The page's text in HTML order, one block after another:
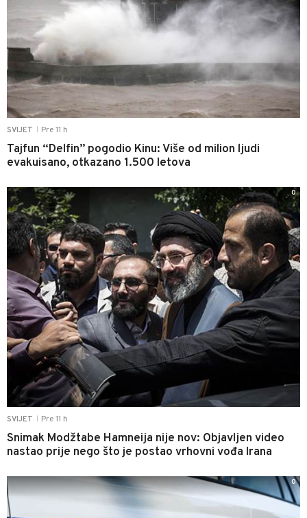
SVIJET Pre 11 h
Tajfun “Delfin” pogodio Kinu: Više od milion ljudi
evakuisano, otkazano 1.500 letova
SVIJET Pre 11 h
Snimak Modžtabe Hamneija nije nov: Objavljen video
nastao prije nego što je postao vrhovni vođa Irana
0
0